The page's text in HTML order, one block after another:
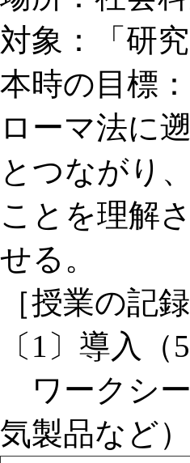
対象：「研
本時の目標
ローマ法に
とつながり
ことを理解
せる。
［授業の記録
〔1〕導入（
ワークシー
気製品など）